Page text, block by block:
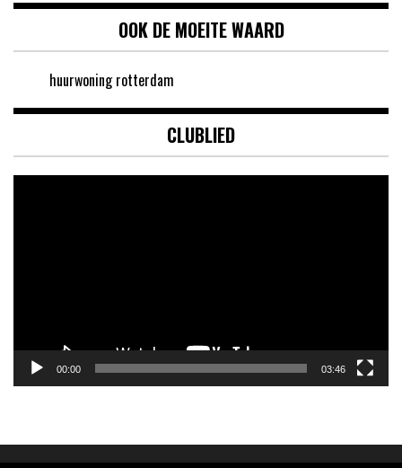
OOK DE MOEITE WAARD
huurwoning rotterdam
CLUBLIED
00:00 03:46